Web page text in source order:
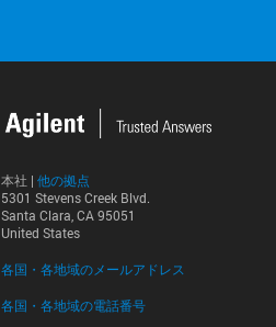
本社 | 他の拠点
5301 Stevens Creek Blvd.
Santa Clara, CA 95051
United States
各国・各地域のメールアドレス
各国・各地域の電話番号